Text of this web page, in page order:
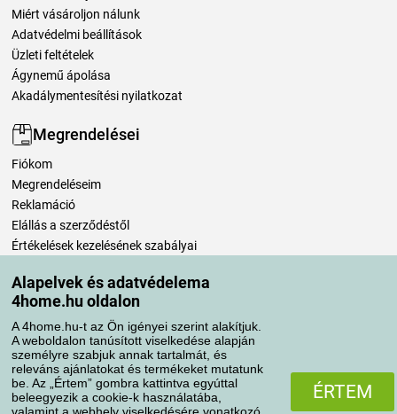
Alapelvek és adatvédelema
4home.hu oldalon
A 4home.hu-t az Ön igényei szerint alakítjuk.
A weboldalon tanúsított viselkedése alapján
személyre szabjuk annak tartalmát, és
releváns ajánlatokat és termékeket mutatunk
be. Az „Értem” gombra kattintva egyúttal
beleegyezik a cookie-k használatába,
ÉRTEM
Miért vásároljon nálunk
Adatvédelmi beállítások
Üzleti feltételek
Ágynemű ápolása
Akadálymentesítési nyilatkozat
Megrendelései
Fiókom
Megrendeléseim
Reklamáció
Elállás a szerződéstől
Értékelések kezelésének szabályai
Szállítási módok
Fizetési módok